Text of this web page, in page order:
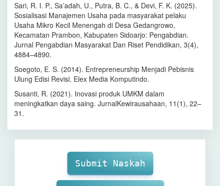
Sari, R. I. P., Sa’adah, U., Putra, B. C., & Devi, F. K. (2025).
Sosialisasi Manajemen Usaha pada masyarakat pelaku
Usaha Mikro Kecil Menengah di Desa Gedangrowo,
Kecamatan Prambon, Kabupaten Sidoarjo: Pengabdian.
Jurnal Pengabdian Masyarakat Dan Riset Pendidikan, 3(4),
4884–4890.
Soegoto, E. S. (2014). Entrepreneurship Menjadi Pebisnis
Ulung Edisi Revisi. Elex Media Komputindo.
Susanti, R. (2021). Inovasi produk UMKM dalam
meningkatkan daya saing. JurnalKewirausahaan, 11(1), 22–
31.
SubmissionSubmit Naskah